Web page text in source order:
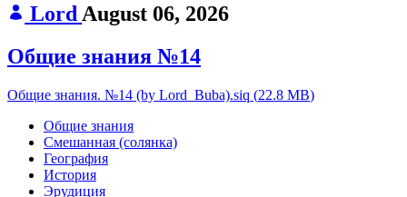
Lord August 06, 2026
Общие знания №14
Общие знания. №14 (by Lord_Buba).siq (22.8 MB)
Общие знания
Смешанная (солянка)
География
История
Эрудиция